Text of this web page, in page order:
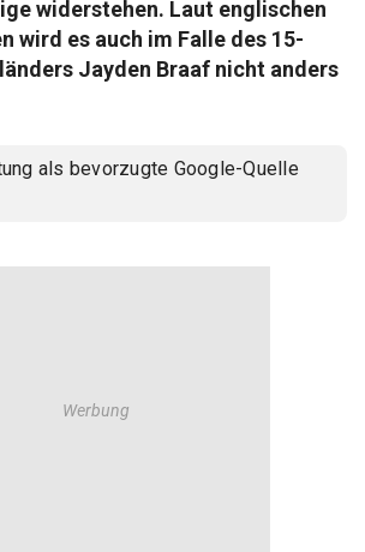
GmbH & Co KG 2026
widerstehen. Laut englischen
wird es auch im Falle des 15-
Jayden Braaf nicht anders
als bevorzugte Google-Quelle